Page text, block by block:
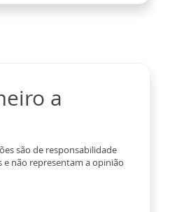
a
são de responsabilidade
e não representam a opinião